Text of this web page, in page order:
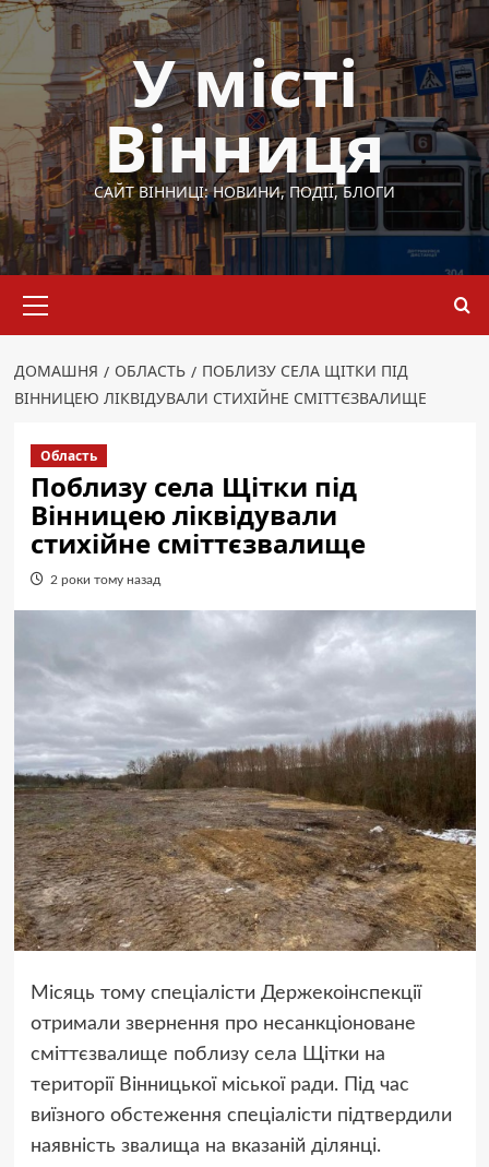
Перейти
до
вмісту
У місті
Вінниця
САЙТ ВІННИЦІ: НОВИНИ, ПОДІЇ, БЛОГИ
меню
ДОМАШНЯ ОБЛАСТЬ
ПОБЛИЗУ СЕЛА ЩІТКИ ПІД
ВІННИЦЕЮ ЛІКВІДУВАЛИ СТИХІЙНЕ СМІТТЄЗВАЛИЩЕ
Область
Поблизу села Щітки під
Вінницею ліквідували
стихійне сміттєзвалище
2 роки тому назад
Місяць тому спеціалісти Держекоінспекції
отримали звернення про несанкціоноване
сміттєзвалище поблизу села Щітки на
території Вінницької міської ради. Під час
виїзного обстеження спеціалісти підтвердили
наявність звалища на вказаній ділянці.